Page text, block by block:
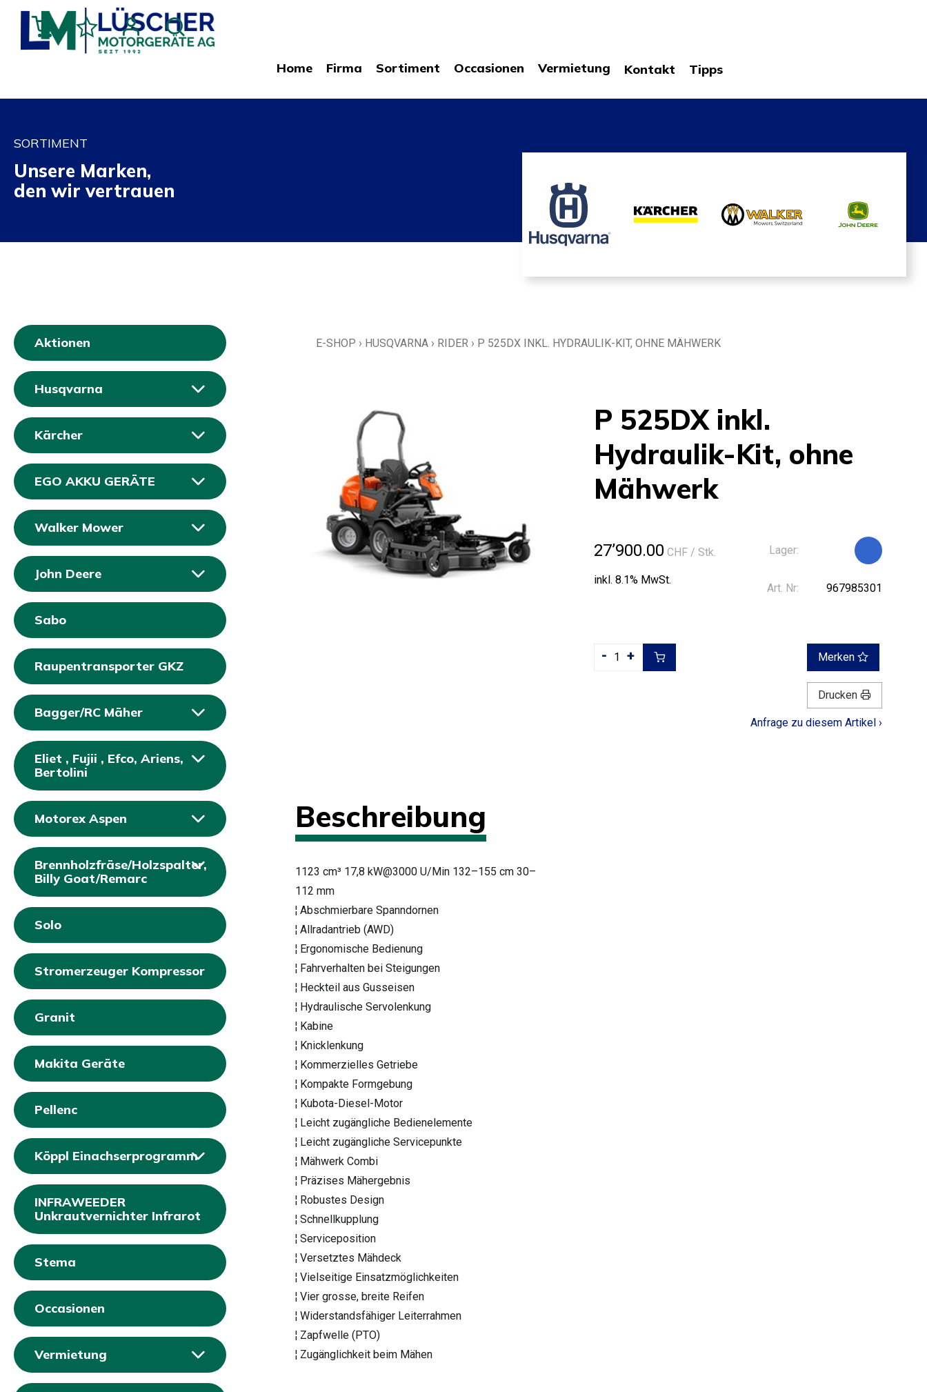
Home Firma Sortiment Occasionen Vermietung Kontakt Tipps
SORTIMENT
Unsere Marken,
den wir vertrauen
Aktionen
Husqvarna
Kärcher
EGO AKKU GERÄTE
Walker Mower
John Deere
Sabo
Raupentransporter GKZ
Bagger/RC Mäher
Eliet , Fujii , Efco, Ariens,
Bertolini
Motorex Aspen
Brennholzfräse/Holzspalter,
Billy Goat/Remarc
Solo
Stromerzeuger Kompressor
Granit
Makita Geräte
Pellenc
Köppl Einachserprogramm
INFRAWEEDER
Unkrautvernichter Infrarot
Stema
Occasionen
Vermietung
E-SHOP › HUSQVARNA › RIDER › P 525DX INKL. HYDRAULIK-KIT, OHNE MÄHWERK
P 525DX inkl.
Hydraulik-Kit, ohne
Mähwerk
27’900.00 CHF / Stk.
inkl. 8.1% MwSt.
Lager:
Art. Nr: 967985301
- + Merken
Drucken
Anfrage zu diesem Artikel ›
Beschreibung
1123 cm³ 17,8 kW@3000 U/Min 132–155 cm 30–
112 mm
¦ Abschmierbare Spanndornen
¦ Allradantrieb (AWD)
¦ Ergonomische Bedienung
¦ Fahrverhalten bei Steigungen
¦ Heckteil aus Gusseisen
¦ Hydraulische Servolenkung
¦ Kabine
¦ Knicklenkung
¦ Kommerzielles Getriebe
¦ Kompakte Formgebung
¦ Kubota-Diesel-Motor
¦ Leicht zugängliche Bedienelemente
¦ Leicht zugängliche Servicepunkte
¦ Mähwerk Combi
¦ Präzises Mähergebnis
¦ Robustes Design
¦ Schnellkupplung
¦ Serviceposition
¦ Versetztes Mähdeck
¦ Vielseitige Einsatzmöglichkeiten
¦ Vier grosse, breite Reifen
¦ Widerstandsfähiger Leiterrahmen
¦ Zapfwelle (PTO)
¦ Zugänglichkeit beim Mähen